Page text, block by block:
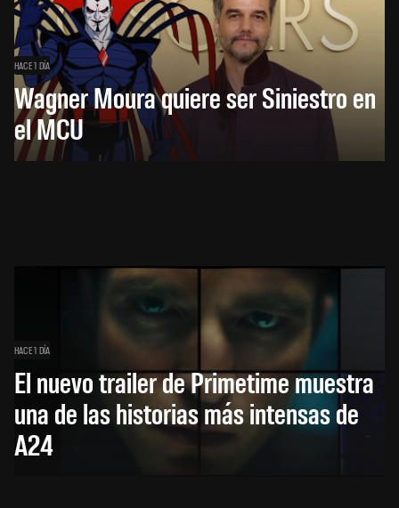
HACE 1 DÍA
Wagner Moura quiere ser Siniestro en
el MCU
HACE 1 DÍA
El nuevo trailer de Primetime muestra
una de las historias más intensas de
A24